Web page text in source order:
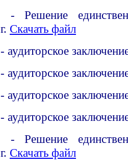
- Решение
г. Скачать файл
- аудиторское
- аудиторское
- аудиторское
- аудиторское
- Решение
г. Скачать файл